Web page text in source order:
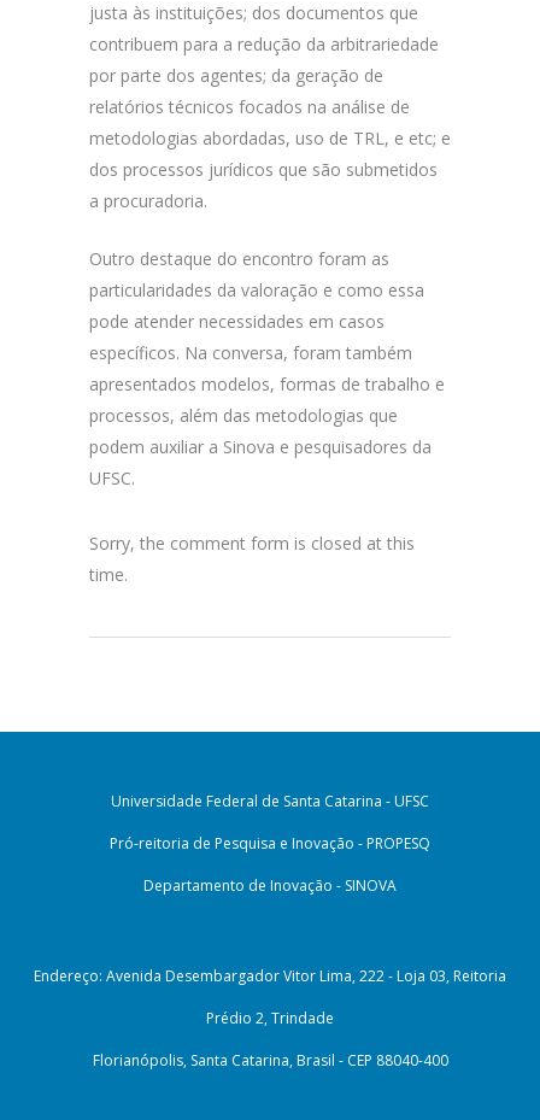
justa às instituições; dos documentos que
contribuem para a redução da arbitrariedade
por parte dos agentes; da geração de
relatórios técnicos focados na análise de
metodologias abordadas, uso de TRL, e etc; e
dos processos jurídicos que são submetidos
a procuradoria.
Outro destaque do encontro foram as
particularidades da valoração e como essa
pode atender necessidades em casos
específicos. Na conversa, foram também
apresentados modelos, formas de trabalho e
processos, além das metodologias que
podem auxiliar a Sinova e pesquisadores da
UFSC.
Sorry, the comment form is closed at this
time.
Universidade Federal de Santa Catarina - UFSC
Pró-reitoria de Pesquisa e Inovação - PROPESQ
Departamento de Inovação - SINOVA
Endereço: Avenida Desembargador Vitor Lima, 222 - Loja 03, Reitoria
Prédio 2, Trindade
Florianópolis, Santa Catarina, Brasil - CEP 88040-400